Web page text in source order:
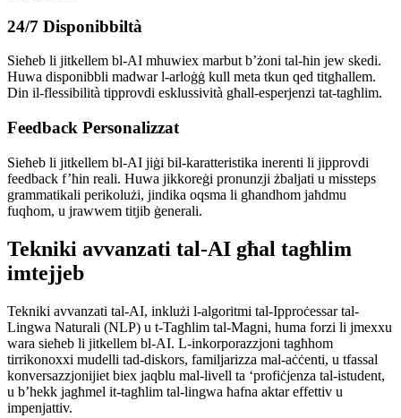
24/7 Disponibbiltà
Sieħeb li jitkellem bl-AI mhuwiex marbut b’żoni tal-ħin jew skedi.
Huwa disponibbli madwar l-arloġġ kull meta tkun qed titgħallem.
Din il-flessibilità tipprovdi esklussività għall-esperjenzi tat-tagħlim.
Feedback Personalizzat
Sieħeb li jitkellem bl-AI jiġi bil-karatteristika inerenti li jipprovdi
feedback f’ħin reali. Huwa jikkoreġi pronunzji żbaljati u missteps
grammatikali perikolużi, jindika oqsma li għandhom jaħdmu
fuqhom, u jrawwem titjib ġenerali.
Tekniki avvanzati tal-AI għal tagħlim
imtejjeb
Tekniki avvanzati tal-AI, inklużi l-algoritmi tal-Ipproċessar tal-
Lingwa Naturali (NLP) u t-Tagħlim tal-Magni, huma forzi li jmexxu
wara sieħeb li jitkellem bl-AI. L-inkorporazzjoni tagħhom
tirrikonoxxi mudelli tad-diskors, familjarizza mal-aċċenti, u tfassal
konversazzjonijiet biex jaqblu mal-livell ta ‘profiċjenza tal-istudent,
u b’hekk jagħmel it-tagħlim tal-lingwa ħafna aktar effettiv u
impenjattiv.